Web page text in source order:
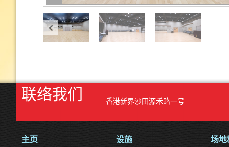
联络我们 香港新界沙田源禾路一号
主页
设施 场地